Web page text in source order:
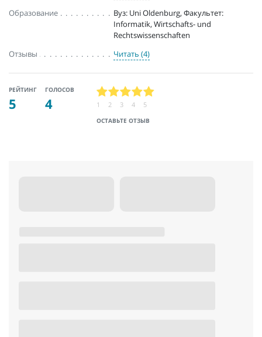
Образование
Вуз: Uni Oldenburg, Факультет:
Informatik, Wirtschafts- und
Rechtswissenschaften
Отзывы
Читать (4)
РЕЙТИНГ
5
ГОЛОСОВ
4
ОСТАВЬТЕ ОТЗЫВ
1 2 3 4 5